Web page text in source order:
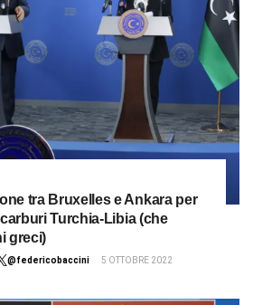
tra Bruxelles e Ankara per
Turchia-Libia (che
greci)
@federicobaccini 5 OTTOBRE 2022